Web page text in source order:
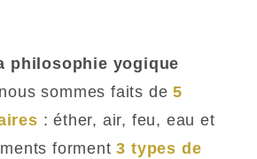
philosophie yogique
sommes faits de5
: éther, air, feu, eau et
forment3 types de